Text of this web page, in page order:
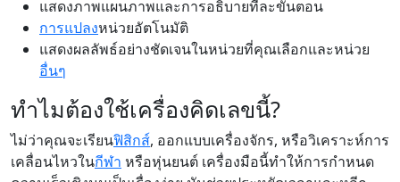
แสดงภาพแผนภาพและการอธิบายทีละขั้นตอน
การแปลงหน่วยอัตโนมัติ
แสดงผลลัพธ์อย่างชัดเจนในหน่วยที่คุณเลือกและหน่วย
อื่นๆ
ทำไมต้องใช้เครื่องคิดเลขนี้?
ไม่ว่าคุณจะเรียนฟิสิกส์, ออกแบบเครื่องจักร, หรือวิเคราะห์การ
เคลื่อนไหวในกีฬา หรือหุ่นยนต์ เครื่องมือนี้ทำให้การกำหนด